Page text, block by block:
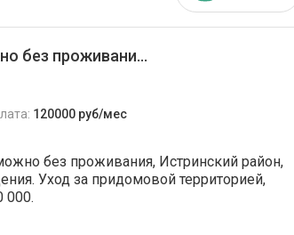
без проживани...
120000 руб/мес
без проживания, Истринский район,
Уход за придомовой территорией,
000.